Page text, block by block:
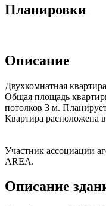
Планировки
Описание
Двухкомнатная
Общая площадь
потолков 3 м.
Квартира расположена
Участник ассоциации
AREA.
Описание